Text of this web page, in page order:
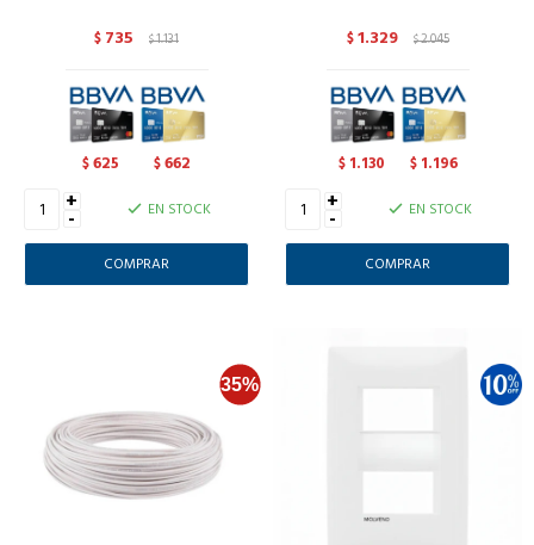
$ 735 $1.131
$625 $662
+
- EN STOCK
$1.329 $2.045
$ 1.130 $ 1.196
+
- EN STOCK